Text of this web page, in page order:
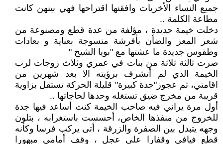
جميع النساء الأخريات وافقنها اقتراحها فهي بينهن كانت
مطاعة الكلمة ..
دخلت خيمة جديدة ، مؤلفة من عدة قطع ومصنوعة من
شعر المعز والضأن بأفرشة منسوجة بعناية و بعادات
وطقوس جديدة ما عشتها مع "بويا الشيخ "
صرت ثالثة ثلاثة من بنات في عمري وثلاث زوجات لرب
الخيمة الذي لم أتشرف برؤيته الا بعد شهرين من
اقامتي، ثم عجوز"جدة كبيرة" قليلة الحركة تستقل بزاوية
قريبة من مخرج ضيق تستغله وحدها لحاجاتها ..
أول مرة يراني فيه صاحب الخيمة كنت أساعد فيها جدة
للخروج من منفذها الخاص، أحسست باستغرابه ، بتلون
وجهه يتبدل بين الصفرة والزرقة ، أتى يركب فرسا وكأنه
قطع فيافي وقفارا على عجل ، وقف أمامي مبهورا